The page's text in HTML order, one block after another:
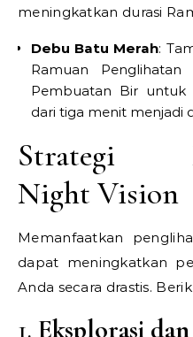
meningkatkan durasi
Debu Batu Merah:
Ramuan
Pembuatan Bir untuk
dari tiga menit menjadi
Strategi
Night Vision
Memanfaatkan
dapat meningkatkan
Anda secara drastis.
1. Eksplorasi